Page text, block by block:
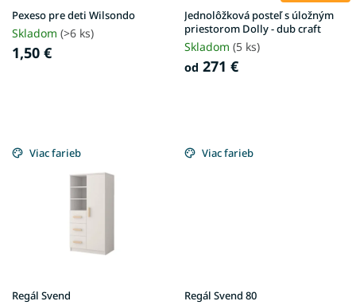
v
u
k
t
o
Pexeso pre deti Wilsondo
Skladom (>6 ks)
1,50 €
Jednolôžková posteľ s úložným
priestorom Dolly - dub craft
Skladom (5 ks)
od 271 €
Viac farieb
Regál Svend
Viac farieb
Regál Svend 80